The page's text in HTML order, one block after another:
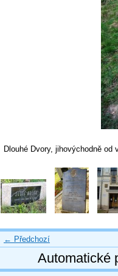
Dlouhé Dvory, jihovýchodně
← Předchozí
Automatické